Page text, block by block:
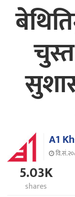
A1
5.03K
shares